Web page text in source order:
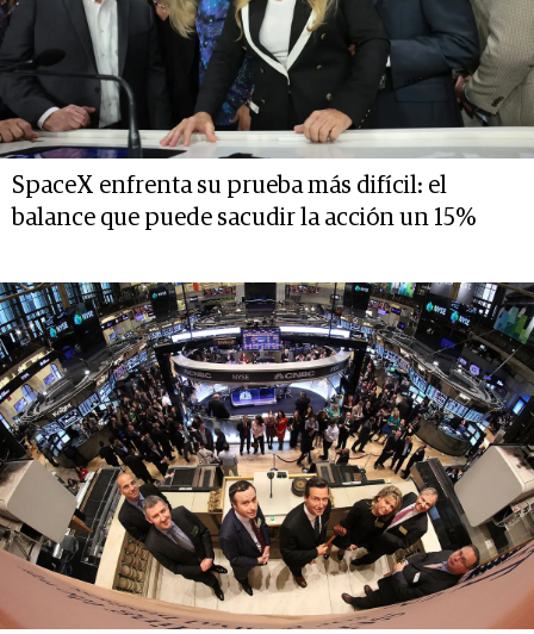
SpaceX enfrenta su prueba más difícil: el
balance que puede sacudir la acción un 15%